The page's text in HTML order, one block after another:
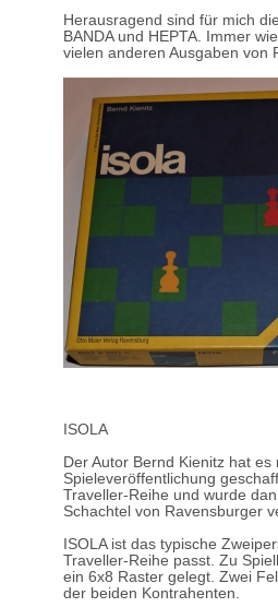
Herausragend sind für mich
BANDA und HEPTA. Immer
vielen anderen Ausgaben von
ISOLA
Der Autor Bernd Kienitz hat
Spieleveröffentlichung
Traveller-Reihe und wurde
Schachtel von Ravensburger
ISOLA ist das typische
Traveller-Reihe passt. Zu
ein 6x8 Raster gelegt. Zwei
der beiden Kontrahenten.